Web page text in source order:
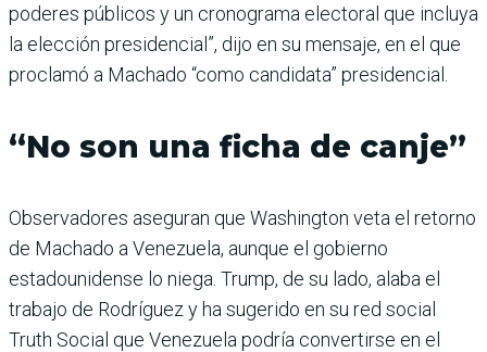
poderes públicos y un cronograma electoral que incluya
la elección presidencial”, dijo en su mensaje, en el que
proclamó a Machado “como candidata” presidencial.
“No son una ficha de canje”
Observadores aseguran que Washington veta el retorno
de Machado a Venezuela, aunque el gobierno
estadounidense lo niega. Trump, de su lado, alaba el
trabajo de Rodríguez y ha sugerido en su red social
Truth Social que Venezuela podría convertirse en el